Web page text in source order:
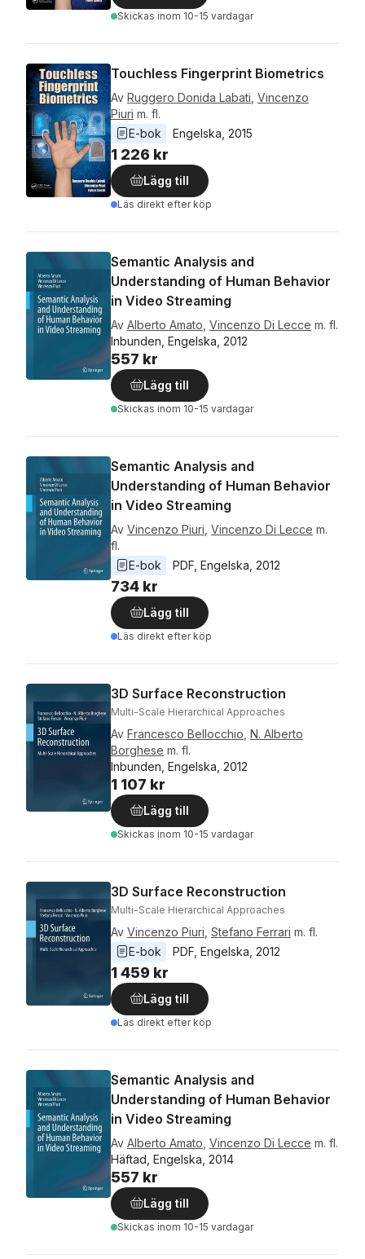
Skickas inom 10-15 vardagar
Touchless Fingerprint Biometrics
Av Ruggero Donida Labati Vincenzo
Piuri m. fl.
E-bok
Engelska 2015
1 226 kr
Lägg till
Läs direkt efter köp
Semantic Analysis and
Understanding of Human Behavior
in Video Streaming
Av Alberto Amato Vincenzo Di Lecce m. fl.
Inbunden, Engelska, 2012
557 kr
Lägg till
Skickas inom 10-15 vardagar
Semantic Analysis and
Understanding of Human Behavior
in Video Streaming
Av Vincenzo Piuri Vincenzo Di Lecce m.
fl.
E-bok
PDF Engelska 2012
734 kr
Lägg till
Läs direkt efter köp
3D Surface Reconstruction
Multi-Scale Hierarchical Approaches
Av Francesco Bellocchio N. Alberto
Borghese m. fl.
Inbunden, Engelska, 2012
1 107 kr
Lägg till
Skickas inom 10-15 vardagar
3D Surface Reconstruction
Multi-Scale Hierarchical Approaches
Av Vincenzo Piuri Stefano Ferrari m. fl.
E-bok
PDF Engelska 2012
1 459 kr
Lägg till
Läs direkt efter köp
Semantic Analysis and
Understanding of Human Behavior
in Video Streaming
Av Alberto Amato Vincenzo Di Lecce m. fl.
Häftad, Engelska, 2014
557 kr
Lägg till
Skickas inom 10-15 vardagar